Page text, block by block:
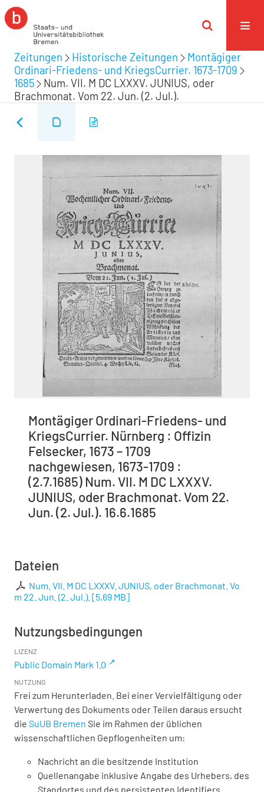
Zeitungen Historische Zeitungen
Montägiger
Ordinari-Friedens- und KriegsCurrier. 1673-1709
1685
Num. VII. M DC LXXXV. JUNIUS, oder
Brachmonat. Vom 22. Jun. (2. Jul.).
Montägiger Ordinari-Friedens- und
KriegsCurrier. Nürnberg : Offizin
Felsecker, 1673 – 1709
nachgewiesen, 1673-1709 :
(2.7.1685) Num. VII. M DC LXXXV.
JUNIUS, oder Brachmonat. Vom 22.
Jun. (2. Jul.). 16.6.1685
Dateien
Num. VII. M DC LXXXV. JUNIUS, oder Brachmonat. Vo
m 22. Jun. (2. Jul.). [5,69 MB]
Nutzungsbedingungen
LIZENZ
Public Domain Mark 1.0
NUTZUNG
Frei zum Herunterladen. Bei einer Vervielfältigung oder
Verwertung des Dokuments oder Teilen daraus ersucht
die SuUB Bremen Sie im Rahmen der üblichen
wissenschaftlichen Gepflogenheiten um:
Nachricht an die besitzende Institution
Quellenangabe inklusive Angabe des Urhebers, des
Standortes und des persistenten Identifiers